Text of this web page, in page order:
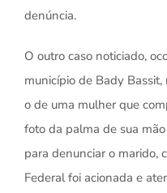
denúncia.
O outro caso noticiado,
município de Bady
o de uma mulher que
foto da palma de sua
para denunciar o marido,
Federal foi acionada e